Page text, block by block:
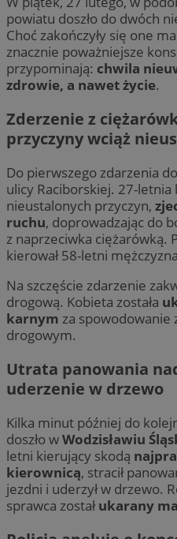
powiatu doszło do dwóch
Choć zakończyły się one
znacznie poważniejsze
przypominają: chwila
zdrowie, a nawet życie.
Zderzenie z
przyczyny wciąż
Do pierwszego zdarzenia
ulicy Raciborskiej. 27-letnia
nieustalonych przyczyn,
ruchu, doprowadzając do
z naprzeciwka ciężarówką.
kierował 58-letni
Na szczęście zdarzenie
drogową. Kobieta została
karnym za spowodowanie
drogowym.
Utrata panowania
uderzenie w drzewo
Kilka minut później do
doszło wWodzisławiu
letni kierujący skodą
kierownicą, stracił
jezdni i uderzył w drzewo.
sprawca zostałukarany